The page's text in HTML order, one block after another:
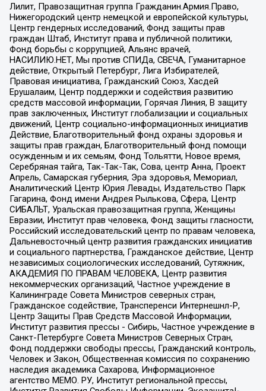
Лилит, Правозащитная группа Гражданин.Армия.Право,
Нижегородский центр немецкой и европейской культуры,
Центр гендерных исследований, Фонд защиты прав
граждан Штаб, Институт права и публичной политики,
Фонд борьбы с коррупцией, Альянс врачей,
НАСИЛИЮ.НЕТ, Мы против СПИДа, СВЕЧА, Гуманитарное
действие, Открытый Петербург, Лига Избирателей,
Правовая инициатива, Гражданский Союз, Хасдей
Ерушалаим, Центр поддержки и содействия развитию
средств массовой информации, Горячая Линия, В защиту
прав заключенных, Институт глобализации и социальных
движений, Центр социально-информационных инициатив
Действие, Благотворительный фонд охраны здоровья и
защиты прав граждан, Благотворительный фонд помощи
осужденным и их семьям, Фонд Тольятти, Новое время,
Серебряная тайга, Так-Так-Так, Сова, центр Анна, Проект
Апрель, Самарская губерния, Эра здоровья, Мемориал,
Аналитический Центр Юрия Левады, Издательство Парк
Гагарина, Фонд имени Андрея Рылькова, Сфера, Центр
СИБАЛЬТ, Уральская правозащитная группа, Женщины
Евразии, Институт прав человека, Фонд защиты гласности,
Российский исследовательский центр по правам человека,
Дальневосточный центр развития гражданских инициатив
и социального партнерства, Гражданское действие, Центр
независимых социологических исследований, Сутяжник,
АКАДЕМИЯ ПО ПРАВАМ ЧЕЛОВЕКА, Центр развития
некоммерческих организаций, Частное учреждение в
Калининграде Совета Министров северных стран,
Гражданское содействие, Трансперенси Интернешнл-Р,
Центр Защиты Прав Средств Массовой Информации,
Институт развития прессы - Сибирь, Частное учреждение в
Санкт-Петербурге Совета Министров Северных Стран,
Фонд поддержки свободы прессы, Гражданский контроль,
Человек и Закон, Общественная комиссия по сохранению
наследия академика Сахарова, Информационное
агентство МЕМО. РУ, Институт региональной прессы,